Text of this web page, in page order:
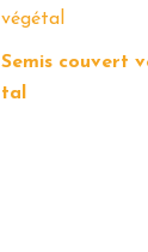
Semis couvert
tal